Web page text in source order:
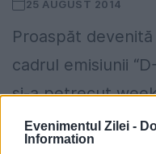
Evenimentul Zilei -
Information
25 AUGUST 2014
Proaspăt
cadrul emisiunii
şi-a petrecut
de mai mulţi